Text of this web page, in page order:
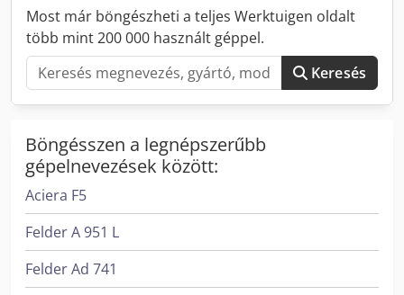
füstgázventilátor nélkül: 2700 mm Súly: 1575 kg
Most már böngészheti a teljes Werktuigen oldalt
több mint 200 000 használt géppel.
Keresés
Böngésszen a legnépszerűbb
gépelnevezések között:
Aciera F5
Felder A 951 L
Felder Ad 741